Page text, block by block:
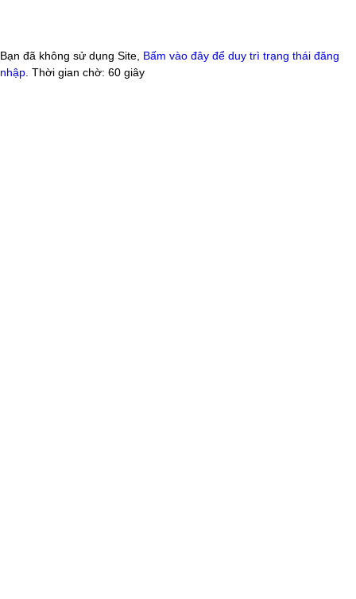
Bạn đã không sử dụng Site, Bấm vào đây để duy trì trạng thái đăng
nhập . Thời gian chờ: 60 giây